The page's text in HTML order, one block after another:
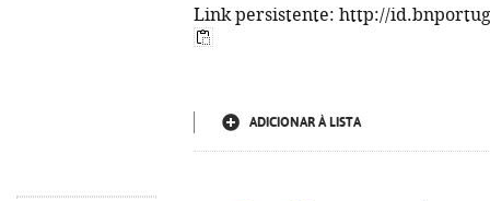
Link persistente: http://
ADICIONAR À LISTA